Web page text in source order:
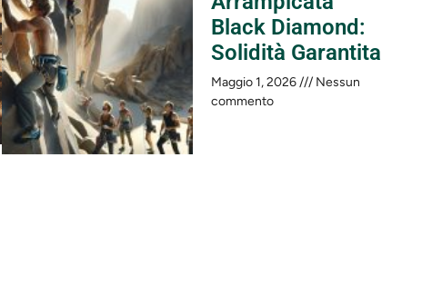
Black Diamond:
Solidità Garantita
Maggio 1, 2026
Nessun
commento